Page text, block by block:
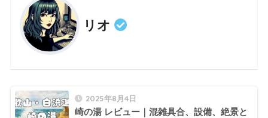
リオ
2025年8月4日
崎の湯 レビュー｜混雑具合、設備、絶景と